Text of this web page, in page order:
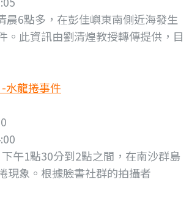
晨6點多，在彭佳嶼東南側近海發生
。此資訊由劉清煌教授轉傳提供，目
水龍捲事件
午1點30分到2點之間，在南沙群島
現象。根據臉書社群的拍攝者